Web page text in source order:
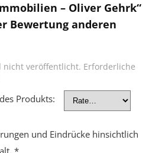
– Oliver Gehrk“
Bewertung anderen
nicht veröffentlicht. Erforderliche
Produkts:
und Eindrücke hinsichtlich